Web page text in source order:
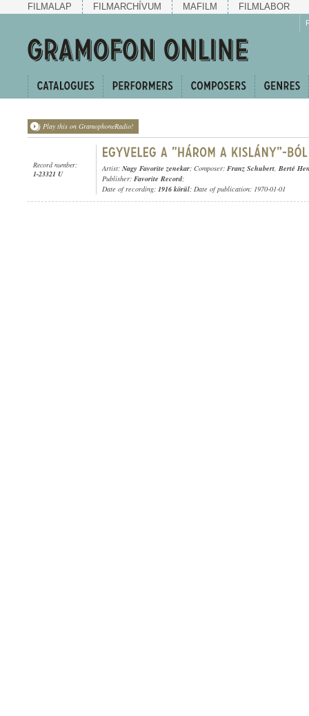
FILMALAP FILMARCHÍVUM MAFILM FILMLABOR
Play this on GramophoneRadio!
Record number:
1-23321 U
Artist: Nagy Favorite zenekar; Composer: Franz Schubert, Berté
Publisher: Favorite Record;
Date of recording: 1916 körül; Date of publication: 1970-01-01